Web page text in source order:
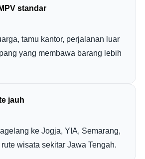
standar
tamu kantor, perjalanan luar
yang membawa barang lebih
jauh
ke Jogja, YIA, Semarang,
wisata sekitar Jawa Tengah.